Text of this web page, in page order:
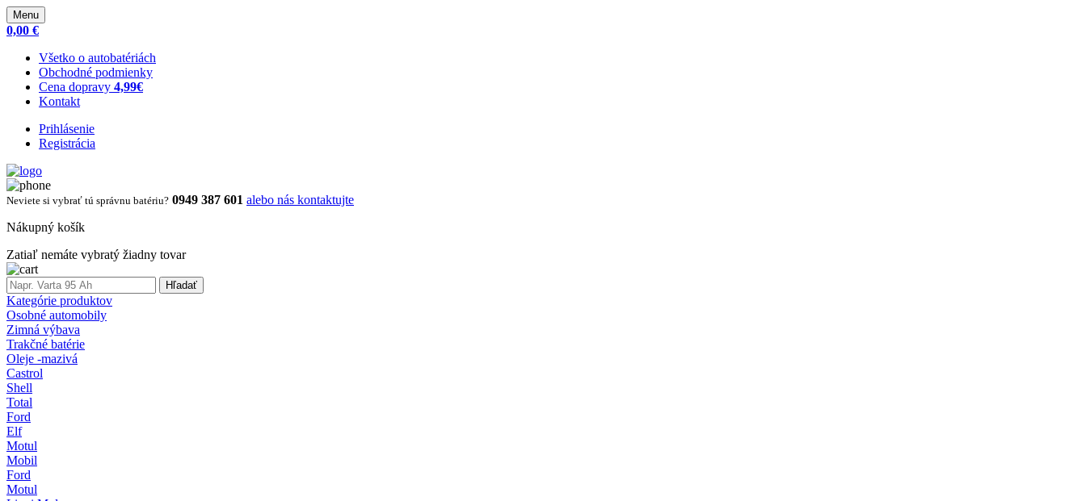
Menu
0,00 €
Všetko o autobatériách
Obchodné podmienky
Cena dopravy 4,99€
Kontakt
Prihlásenie
Registrácia
Neviete si vybrať tú správnu batériu? 0949 387 601 alebo nás kontaktujte
Nákupný košík
Zatiaľ nemáte vybratý žiadny tovar
Hľadať
Kategórie produktov
Osobné automobily
Zimná výbava
Trakčné batérie
Oleje -mazivá
Castrol
Shell
Total
Ford
Elf
Motul
Mobil
Ford
Motul